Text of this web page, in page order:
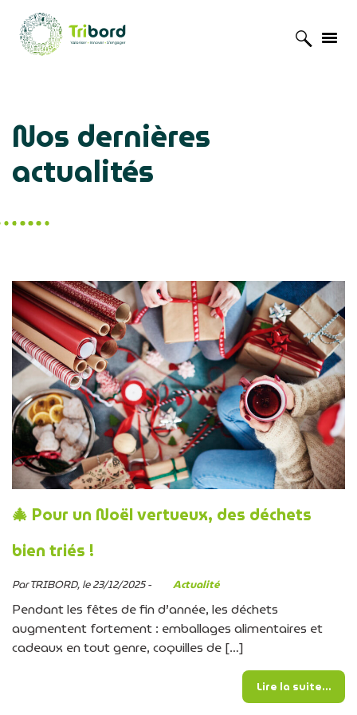
Accueil»
Nos dernières
actualités
🎄 Pour un Noël vertueux, des déchets
bien triés !
Par TRIBORD, le 23/12/2025 - Actualité
Pendant les fêtes de fin d’année, les déchets
augmentent fortement : emballages alimentaires et
cadeaux en tout genre, coquilles de […]
Lire la suite…